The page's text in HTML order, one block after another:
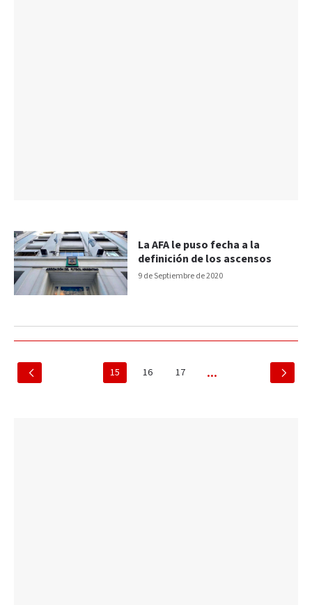
9 de Septiembre de 2020
La AFA le puso fecha a la
definición de los ascensos
15 16 17